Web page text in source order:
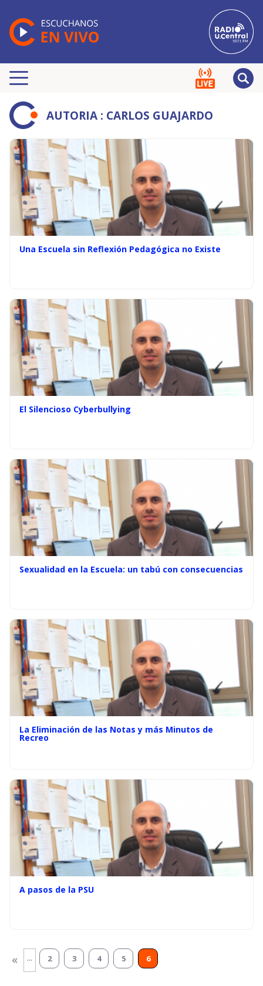
AUTORIA : CARLOS GUAJARDO
Una Escuela sin Reflexión Pedagógica no Existe
El Silencioso Cyberbullying
Sexualidad en la Escuela: un tabú con consecuencias
La Eliminación de las Notas y más Minutos de
Recreo
A pasos de la PSU
« ... 2 3 4 5 6